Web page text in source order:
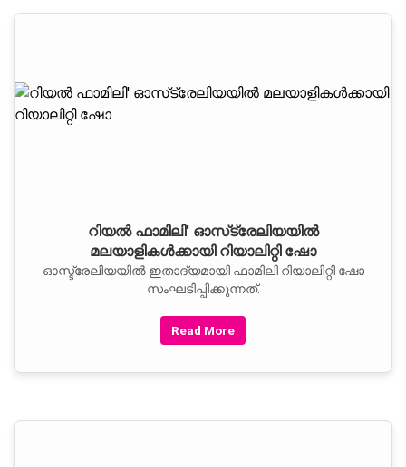
റിയല്‍ ഫാമിലി' ഓസ്‌ട്രേലിയയില്‍
മലയാളികള്‍ക്കായി റിയാലിറ്റി ഷോ
ഓസ്ട്രേലിയയില്‍ ഇതാദ്യമായി ഫാമിലി റിയാലിറ്റി ഷോ
സംഘടിപ്പിക്കുന്നത്.
Read More